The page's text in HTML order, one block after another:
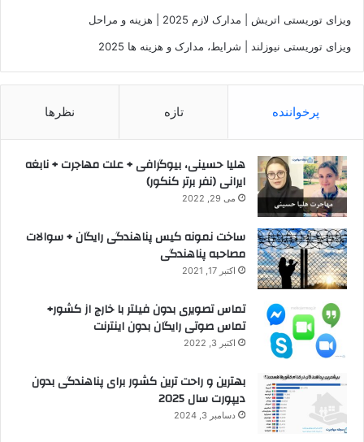
ویزای توریستی اتریش | مدارک لازم 2025 | هزینه و مراحل
ویزای توریستی نیوزلند | شرایط، مدارک و هزینه ها 2025
پرخواننده تازه نظرها
هلیا حسینی، بیوگرافی + علت مهاجرت + نابغه
ایرانی (نفر برتر کنکور)
می 29, 2022
ساخت نمونه کیس پناهندگی رایگان + سوالات
مصاحبه پناهندگی
اکتبر 17, 2021
تماس تصویری بدون فیلتر با خارج از کشور+
تماس صوتی رایگان بدون اینترنت
اکتبر 3, 2022
بهترین و راحت ترین کشور برای پناهندگی بدون
دیپورت سال 2025
دسامبر 3, 2024